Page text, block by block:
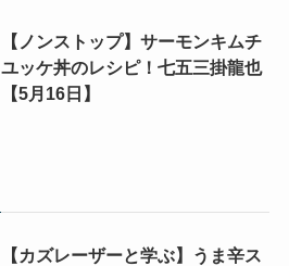
【ノンストップ】サーモンキムチ
ユッケ丼のレシピ！七五三掛龍也
【5月16日】
【カズレーザーと学ぶ】うま辛ス